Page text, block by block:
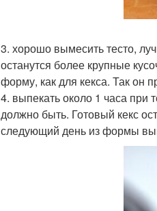
3. хорошо вымесить тесто,
останутся более крупные
форму, как для кекса. Так он
4. выпекать около 1 часа при
должно быть. Готовый кекс
следующий день из формы